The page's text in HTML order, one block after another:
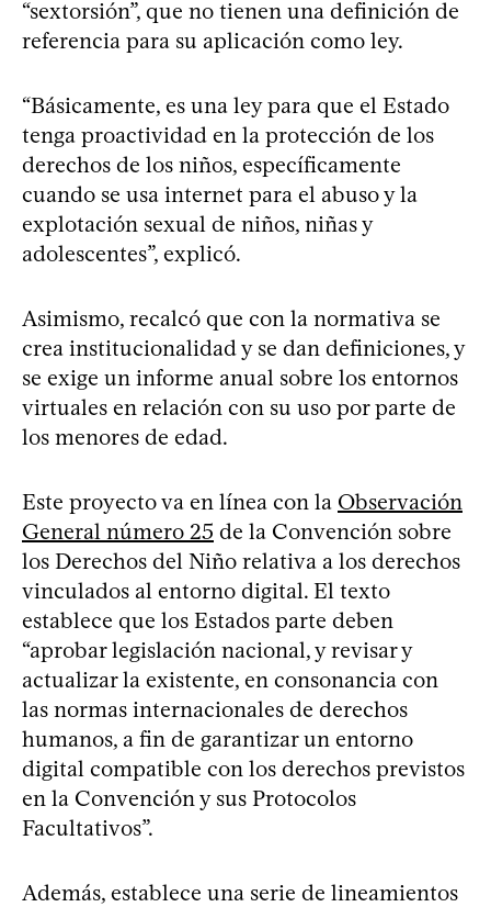
“sextorsión”, que no tienen una definición de
referencia para su aplicación como ley.
“Básicamente, es una ley para que el Estado
tenga proactividad en la protección de los
derechos de los niños, específicamente
cuando se usa internet para el abuso y la
explotación sexual de niños, niñas y
adolescentes”, explicó.
Asimismo, recalcó que con la normativa se
crea institucionalidad y se dan definiciones, y
se exige un informe anual sobre los entornos
virtuales en relación con su uso por parte de
los menores de edad.
Este proyecto va en línea con la Observación
General número 25 de la Convención sobre
los Derechos del Niño relativa a los derechos
vinculados al entorno digital. El texto
establece que los Estados parte deben
“aprobar legislación nacional, y revisar y
actualizar la existente, en consonancia con
las normas internacionales de derechos
humanos, a fin de garantizar un entorno
digital compatible con los derechos previstos
en la Convención y sus Protocolos
Facultativos”.
Además, establece una serie de lineamientos